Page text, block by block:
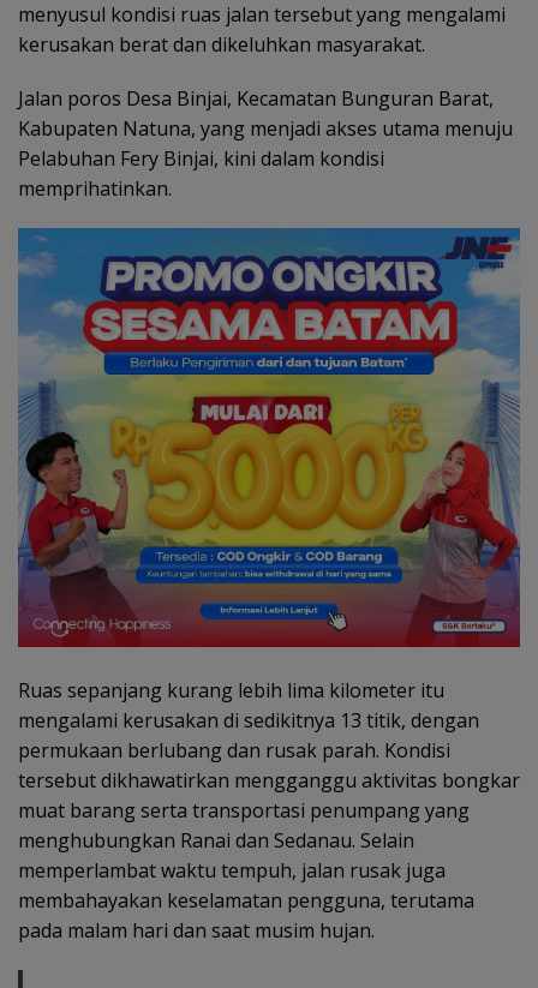
menyusul kondisi ruas jalan tersebut yang mengalami
kerusakan berat dan dikeluhkan masyarakat.
Jalan poros Desa Binjai, Kecamatan Bunguran Barat,
Kabupaten Natuna, yang menjadi akses utama menuju
Pelabuhan Fery Binjai, kini dalam kondisi
memprihatinkan.
Ruas sepanjang kurang lebih lima kilometer itu
mengalami kerusakan di sedikitnya 13 titik, dengan
permukaan berlubang dan rusak parah. Kondisi
tersebut dikhawatirkan mengganggu aktivitas bongkar
muat barang serta transportasi penumpang yang
menghubungkan Ranai dan Sedanau. Selain
memperlambat waktu tempuh, jalan rusak juga
membahayakan keselamatan pengguna, terutama
pada malam hari dan saat musim hujan.